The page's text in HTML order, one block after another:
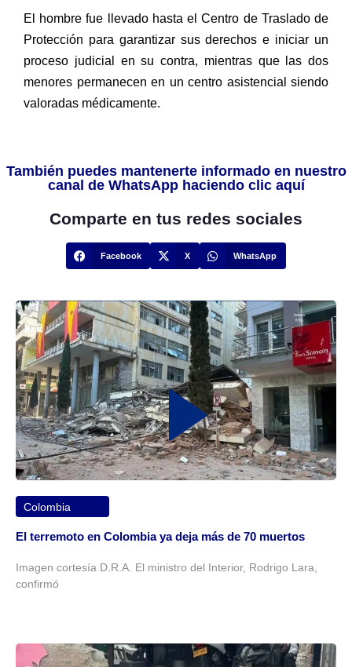
El hombre fue llevado hasta el Centro de Traslado de
Protección para garantizar sus derechos e iniciar un
proceso judicial en su contra, mientras que las dos
menores permanecen en un centro asistencial siendo
valoradas médicamente.
También puedes mantenerte informado en nuestro
canal de WhatsApp haciendo clic aquí
Comparte en tus redes sociales
Facebook X WhatsApp
Colombia
El terremoto en Colombia ya deja más de 70 muertos
Imagen cortesía D.R.A. El ministro del Interior, Rodrigo Lara,
confirmó